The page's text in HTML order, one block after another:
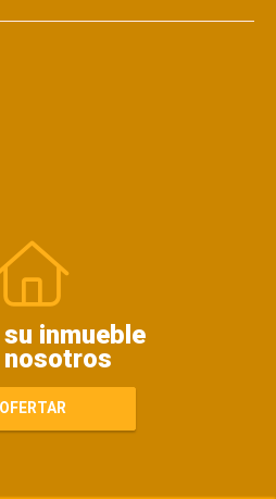
inmueble
nosotros
OFERTAR